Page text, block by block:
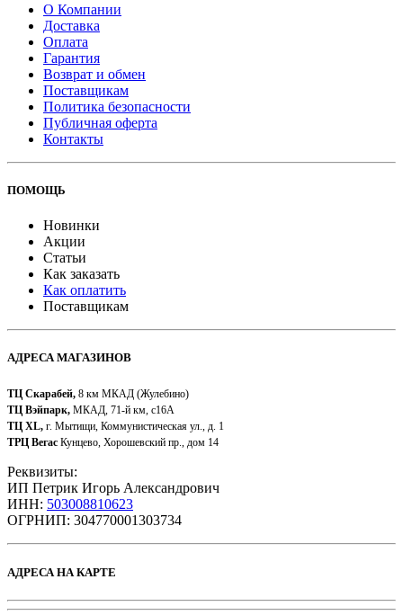
О Компании
Доставка
Оплата
Гарантия
Возврат и обмен
Поставщикам
Политика безопасности
Публичная оферта
Контакты
ПОМОЩЬ
Новинки
Акции
Статьи
Как заказать
Как оплатить
Поставщикам
АДРЕСА МАГАЗИНОВ
ТЦ Скарабей, 8 км МКАД (Жулебино)
ТЦ Вэйпарк, МКАД, 71-й км, с16А
ТЦ XL, г. Мытищи, Коммунистическая ул., д. 1
ТРЦ Вегас Кунцево, Хорошевский пр., дом 14
Реквизиты:
ИП Петрик Игорь Александрович
ИНН: 503008810623
ОГРНИП: 304770001303734​
АДРЕСА НА КАРТЕ